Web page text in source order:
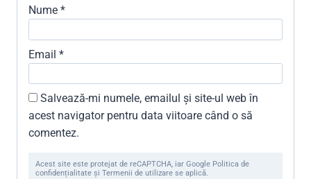
Nume *
Email *
Salvează-mi numele, emailul și site-ul web în
acest navigator pentru data viitoare când o să
comentez.
Acest site este protejat de reCAPTCHA, iar Google Politica de
confidențialitate și Termenii de utilizare se aplică.